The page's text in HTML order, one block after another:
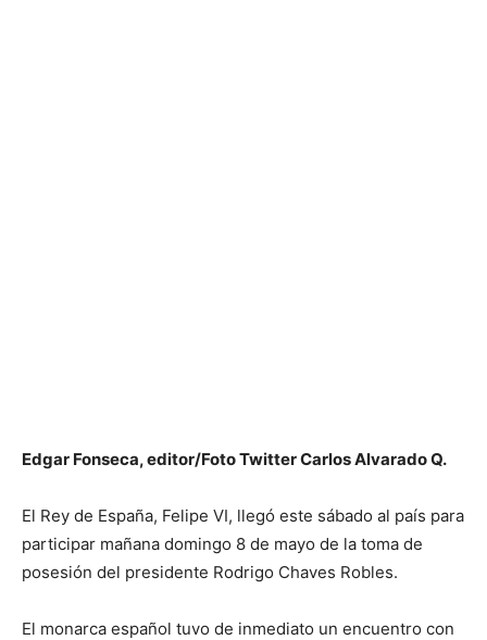
Edgar Fonseca, editor/Foto Twitter Carlos Alvarado Q.
El Rey de España, Felipe VI, llegó este sábado al país para
participar mañana domingo 8 de mayo de la toma de
posesión del presidente Rodrigo Chaves Robles.
El monarca español tuvo de inmediato un encuentro con